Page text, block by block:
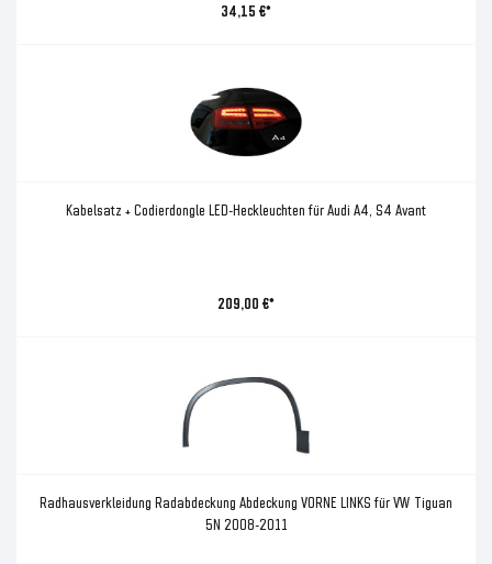
34,15 €*
Kabelsatz + Codierdongle LED-Heckleuchten für Audi A4, S4 Avant
209,00 €*
Radhausverkleidung Radabdeckung Abdeckung VORNE LINKS für VW Tiguan
5N 2008-2011